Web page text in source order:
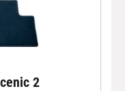
2